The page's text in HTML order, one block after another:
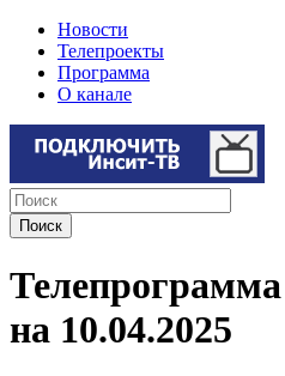
Новости
Телепроекты
Программа
О канале
на 10.04.2025